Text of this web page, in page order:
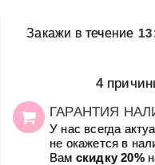
Закажи в течение 13:
4
ГАРАНТИЯ
У нас всегда
не окажется в
Вам скидку 20%